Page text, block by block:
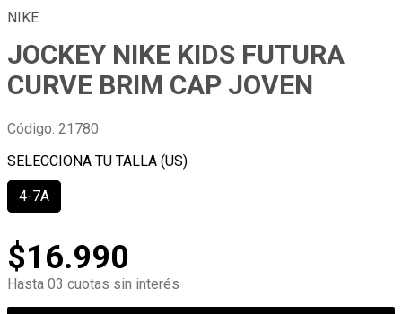
NIKE
JOCKEY NIKE KIDS FUTURA
CURVE BRIM CAP JOVEN
Código: 21780
4-7A
$16.990
Hasta 03 cuotas sin interés